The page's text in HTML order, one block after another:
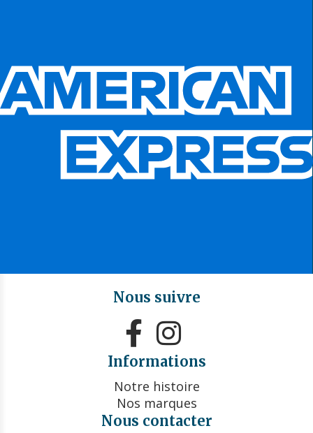
Nous suivre
 
Informations
Notre histoire
Nos marques
Nous contacter